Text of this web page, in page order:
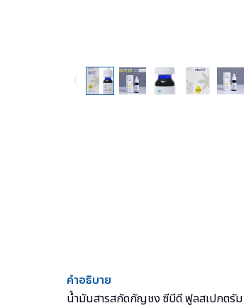
คำอธิบาย
น้ำมันสารสกัดกัญชง ซีบีดี ฟูลสเปกตรั